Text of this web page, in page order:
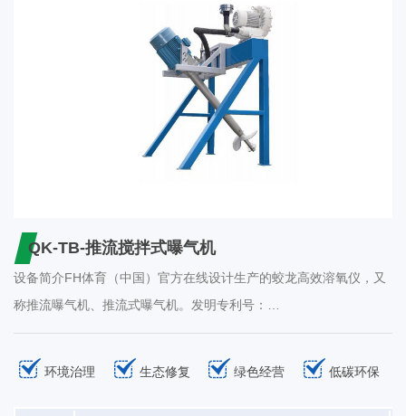
QK-TB-推流搅拌式曝气机
设备简介FH体育（中国）官方在线设计生产的蛟龙高效溶氧仪，又
称推流曝气机、推流式曝气机。发明专利号：
ZL201410833871.1，独特的设计使其相对于其它品牌的曝气设备
具有更多优势。它配备坚固的不锈钢旋转轴和免维护的氧化锆聚醚
环境治理 生态修复 绿色经营 低碳环保